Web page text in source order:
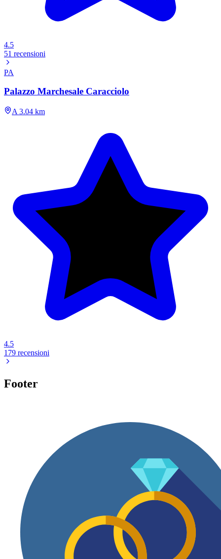
4.5
51 recensioni
PA
Palazzo Marchesale Caracciolo
A 3.04 km
4.5
179 recensioni
Footer